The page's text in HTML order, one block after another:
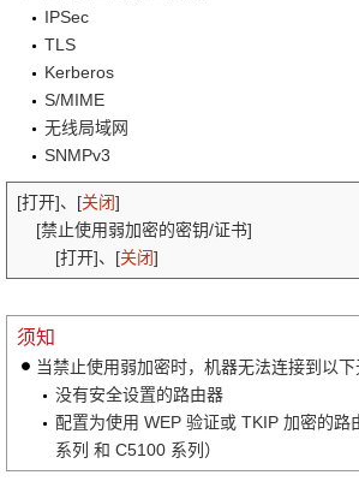
IPSec
TLS
Kerberos
S/MIME
无线局域网
SNMPv3
[打开]、[关闭]
[禁止使用弱加密的密钥/证书]
[打开]、[关闭]
须知
当禁止使用弱加密时，机器无法连接到以下
没有安全设置的路由器
配置为使用 WEP 验证或 TKIP 加密的路
系列 和 C5100 系列）